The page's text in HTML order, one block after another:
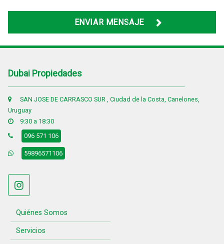
ENVIAR MENSAJE
Dubai Propiedades
SAN JOSE DE CARRASCO SUR , Ciudad de la Costa, Canelones,
Uruguay
9:30 a 18:30
096 571 106
59896571106
Quiénes Somos
Servicios